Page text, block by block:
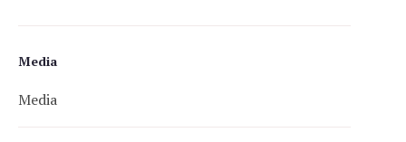
Media
Media